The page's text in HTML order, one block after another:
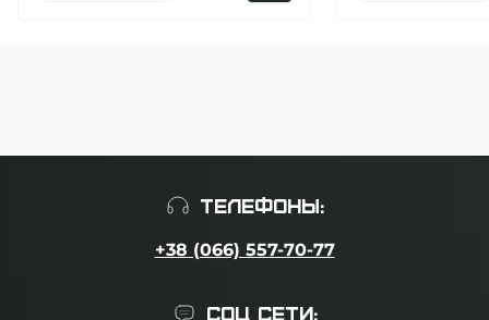
ТЕЛЕФОНЫ:
+38 (066) 557-70-77
СОЦ СЕТИ: